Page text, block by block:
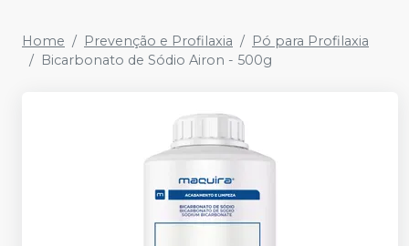
Home Prevenção e Profilaxia
Pó para Profilaxia
Bicarbonato de Sódio Airon - 500g